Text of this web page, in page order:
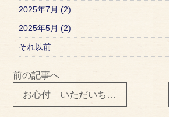
2025年7月 (2)
2025年5月 (2)
それ以前
前の記事へ
お心付 いただいちゃいました！【結納】